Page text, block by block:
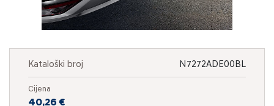
Kataloški broj N7272ADE00BL
Cijena
40,26 €